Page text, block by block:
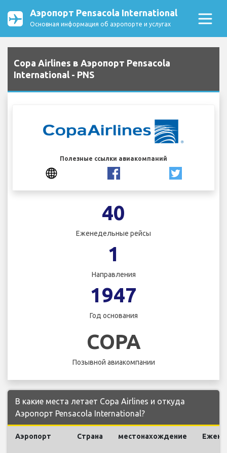
Аэропорт Pensacola International
Основная информация об аэропорте и услугах
Copa Airlines в Аэропорт Pensacola
International - PNS
Полезные ссылки авиакомпаний
40
Еженедельные рейсы
1
Направления
1947
Год основания
COPA
Позывной авиакомпании
В какие места летает Copa Airlines и откуда
Аэропорт Pensacola International?
Аэропорт Страна местонахождение